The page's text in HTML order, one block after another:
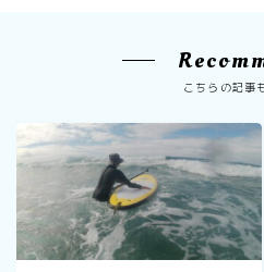
こちらの記事